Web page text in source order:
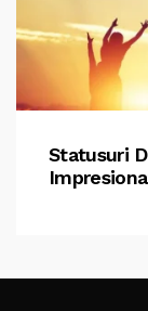
Statusuri